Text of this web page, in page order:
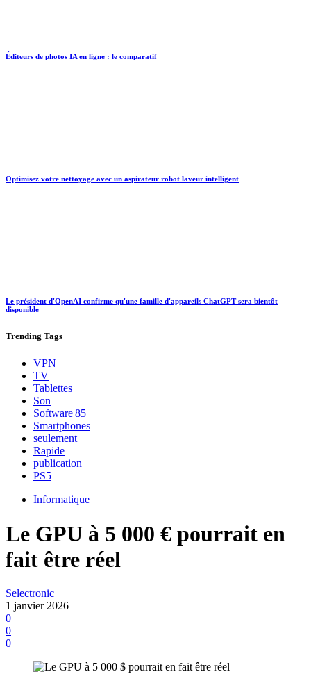
Éditeurs de photos IA en ligne : le comparatif
Optimisez votre nettoyage avec un aspirateur robot laveur intelligent
Le président d'OpenAI confirme qu'une famille d'appareils ChatGPT sera bientôt
disponible
Trending Tags
VPN
TV
Tablettes
Son
Software|85
Smartphones
seulement
Rapide
publication
PS5
Informatique
Le GPU à 5 000 € pourrait en
fait être réel
Selectronic
1 janvier 2026
0
0
0